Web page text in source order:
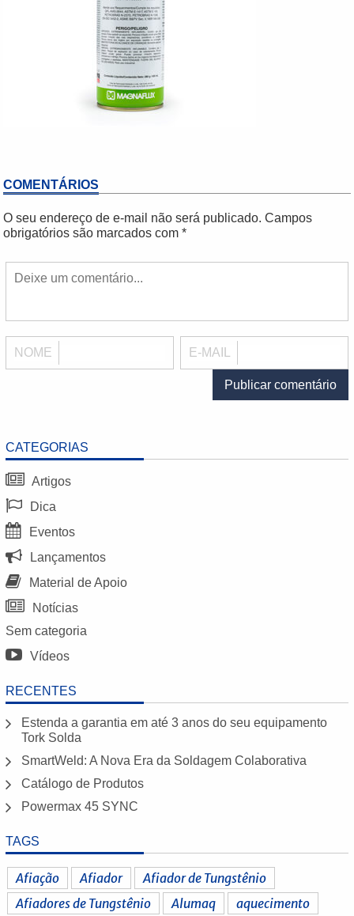
CATEGORIAS
Artigos
Dica
Eventos
Lançamentos
Material de Apoio
Notícias
Sem categoria
Vídeos
RECENTES
Estenda a garantia em até 3 anos do seu equipamento
Tork Solda
SmartWeld: A Nova Era da Soldagem Colaborativa
Catálogo de Produtos
Powermax 45 SYNC
TAGS
Afiação Afiador
Afiador de Tungstênio
Afiadores de Tungstênio
Alumaq aquecimento
COMENTÁRIOS
O seu endereço de e-mail não será publicado. Campos
obrigatórios são marcados com *
NOME E-MAIL